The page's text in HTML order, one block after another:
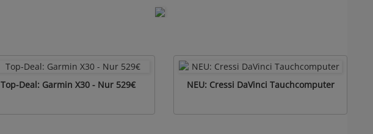
Top-Deal: Garmin X30 - Nur 529€ NEU: Cressi DaVinci Tauchcomputer